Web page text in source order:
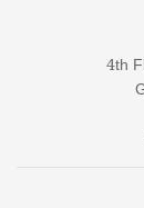
4th